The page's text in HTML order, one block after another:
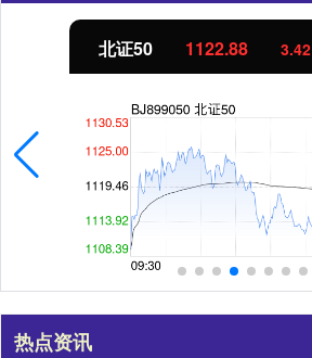
北证50 1122.88 3.42
热点资讯